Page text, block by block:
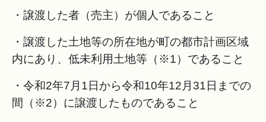
・譲渡した者（売主）が個人であること
・譲渡した土地等の所在地が町の都市計画区域
内にあり、低未利用土地等（※1）であること
・令和2年7月1日から令和10年12月31日までの
間（※2）に譲渡したものであること